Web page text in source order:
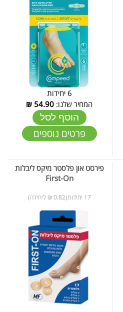
6 יחידות
המחיר שלנו: 54.90
₪
הוסף לסל
פרטים נוספים
פירסט און פלסטר מיקס ליבלות
First-On
17 יחידות(0.82 ₪ ליחידה)